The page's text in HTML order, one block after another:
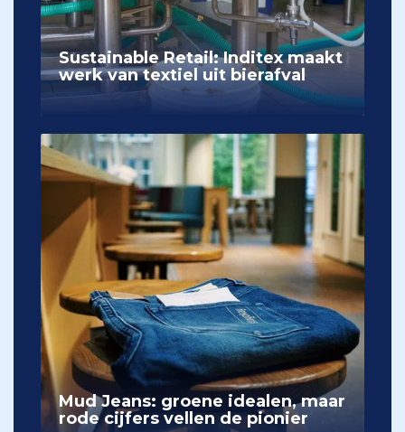
Sustainable Retail: Inditex maakt
werk van textiel uit bierafval
Mud Jeans: groene idealen, maar
rode cijfers vellen de pionier